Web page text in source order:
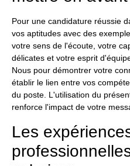
Pour une candidature réussie
vos aptitudes avec des
votre sens de l'écoute, votre
délicates et votre esprit
Nous pour démontrer votre
établir le lien entre vos
du poste. L'utilisation du
renforce l'impact de votre
Les